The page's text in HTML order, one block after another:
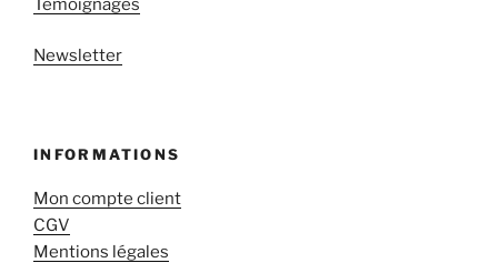
Témoignages
Newsletter
INFORMATIONS
Mon compte client
CGV
Mentions légales